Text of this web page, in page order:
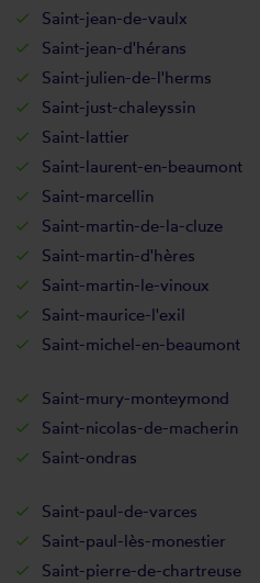
Saint-jean-de-vaulx
Saint-jean-d'hérans
Saint-julien-de-l'herms
Saint-just-chaleyssin
Saint-lattier
Saint-laurent-en-beaumont
Saint-marcellin
Saint-martin-de-la-cluze
Saint-martin-d'hères
Saint-martin-le-vinoux
Saint-maurice-l'exil
Saint-michel-en-beaumont
Saint-mury-monteymond
Saint-nicolas-de-macherin
Saint-ondras
Saint-paul-de-varces
Saint-paul-lès-monestier
Saint-pierre-de-chartreuse